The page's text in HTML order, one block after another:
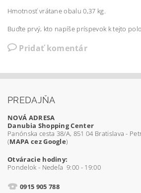
Hmotnosť vrátane obalu 0,37 kg.
Buďte prvý, kto napíše príspevok k tejto
Pridať komentár
PREDAJŇA
NOVÁ ADRESA
Danubia Shopping Center
Panónska cesta 38/A, 851 04 Bratislava -
(MAPA cez Google)
Otváracie hodiny:
Pondelok - Nedeľa 9:00 - 19:00
0915 905 788